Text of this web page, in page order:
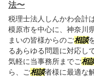
法〜
税理士法人しんかわ会計
模原市を中心に、神奈川
まいの皆様からのご相談
るあらゆる問題に対応し
気軽に当事務所までご相
ら、ご相談者様に最適な